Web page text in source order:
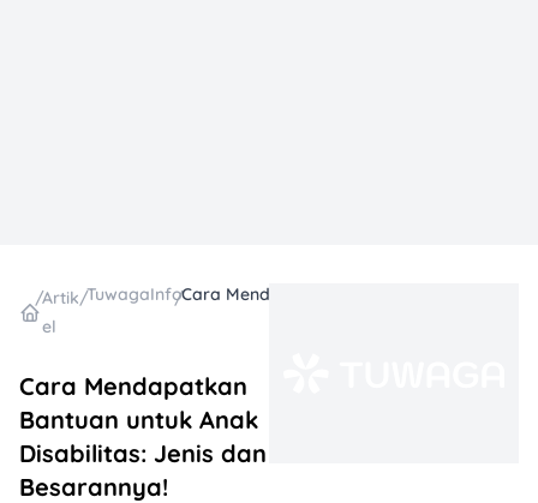
/Artik
el
/TuwagaInfo
/
Cara Mendapatkan
Bantuan untuk Anak
Disabilitas: Jenis dan
Besarannya!